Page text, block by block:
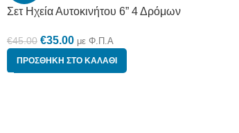
Σετ Ηχεία Αυτοκινήτου 6” 4 Δρόμων
€45.00 €35.00 με Φ.Π.Α
ΠΡΟΣΘΉΚΗ ΣΤΟ ΚΑΛΆΘΙ